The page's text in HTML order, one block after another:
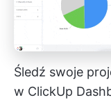
Śledź swoje
w ClickUp